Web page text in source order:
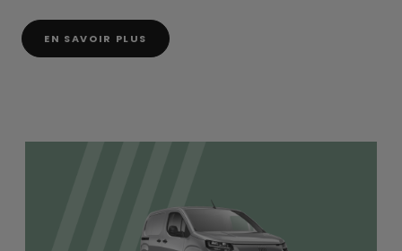
EN SAVOIR PLUS